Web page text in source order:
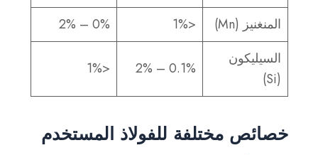
المنغنيز (Mn)
<1%
0% – 2%
السيليكون
(Si)
0.1% – 2%
<1%
خصائص مختلفة للفولاذ المستخدم